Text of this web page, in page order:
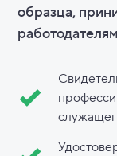
образца,